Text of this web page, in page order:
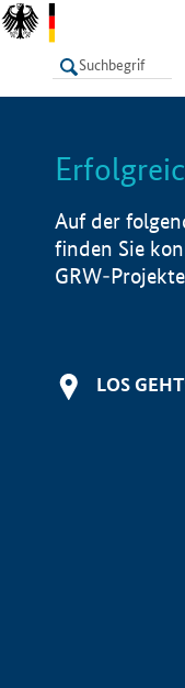
LISTE
Auf der
finden Sie
GRW-
LOS